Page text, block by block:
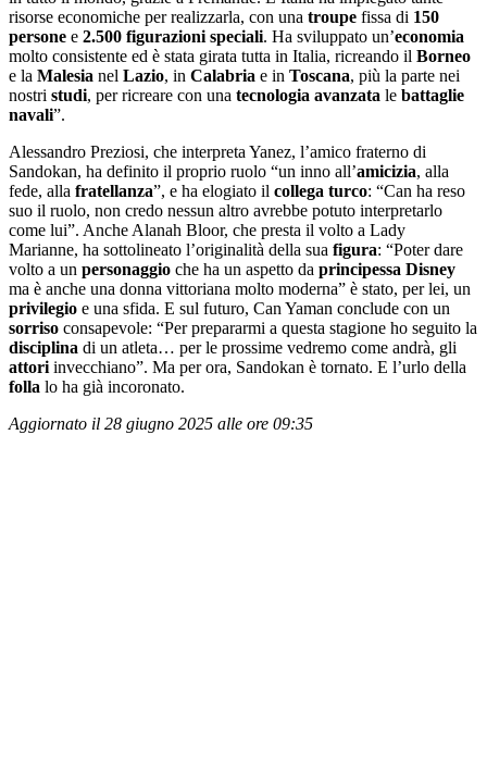
risorse economiche per realizzarla, con una troupe fissa di 150
persone e 2.500 figurazioni speciali. Ha sviluppato un’economia
molto consistente ed è stata girata tutta in Italia, ricreando il Borneo
e la Malesia nel Lazio, in Calabria e in Toscana, più la parte nei
nostri studi, per ricreare con una tecnologia avanzata le battaglie
navali”.
Alessandro Preziosi, che interpreta Yanez, l’amico fraterno di
Sandokan, ha definito il proprio ruolo “un inno all’amicizia, alla
fede, alla fratellanza”, e ha elogiato il collega turco: “Can ha reso
suo il ruolo, non credo nessun altro avrebbe potuto interpretarlo
come lui”. Anche Alanah Bloor, che presta il volto a Lady
Marianne, ha sottolineato l’originalità della sua figura: “Poter dare
volto a un personaggio che ha un aspetto da principessa Disney
ma è anche una donna vittoriana molto moderna” è stato, per lei, un
privilegio e una sfida. E sul futuro, Can Yaman conclude con un
sorriso consapevole: “Per prepararmi a questa stagione ho seguito la
disciplina di un atleta… per le prossime vedremo come andrà, gli
attori invecchiano”. Ma per ora, Sandokan è tornato. E l’urlo della
folla lo ha già incoronato.
Aggiornato il 28 giugno 2025 alle ore 09:35